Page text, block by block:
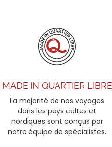
MADE IN QUARTIER LIBRE
La majorité de nos voyages
dans les pays celtes et
nordiques sont conçus par
notre équipe de spécialistes.